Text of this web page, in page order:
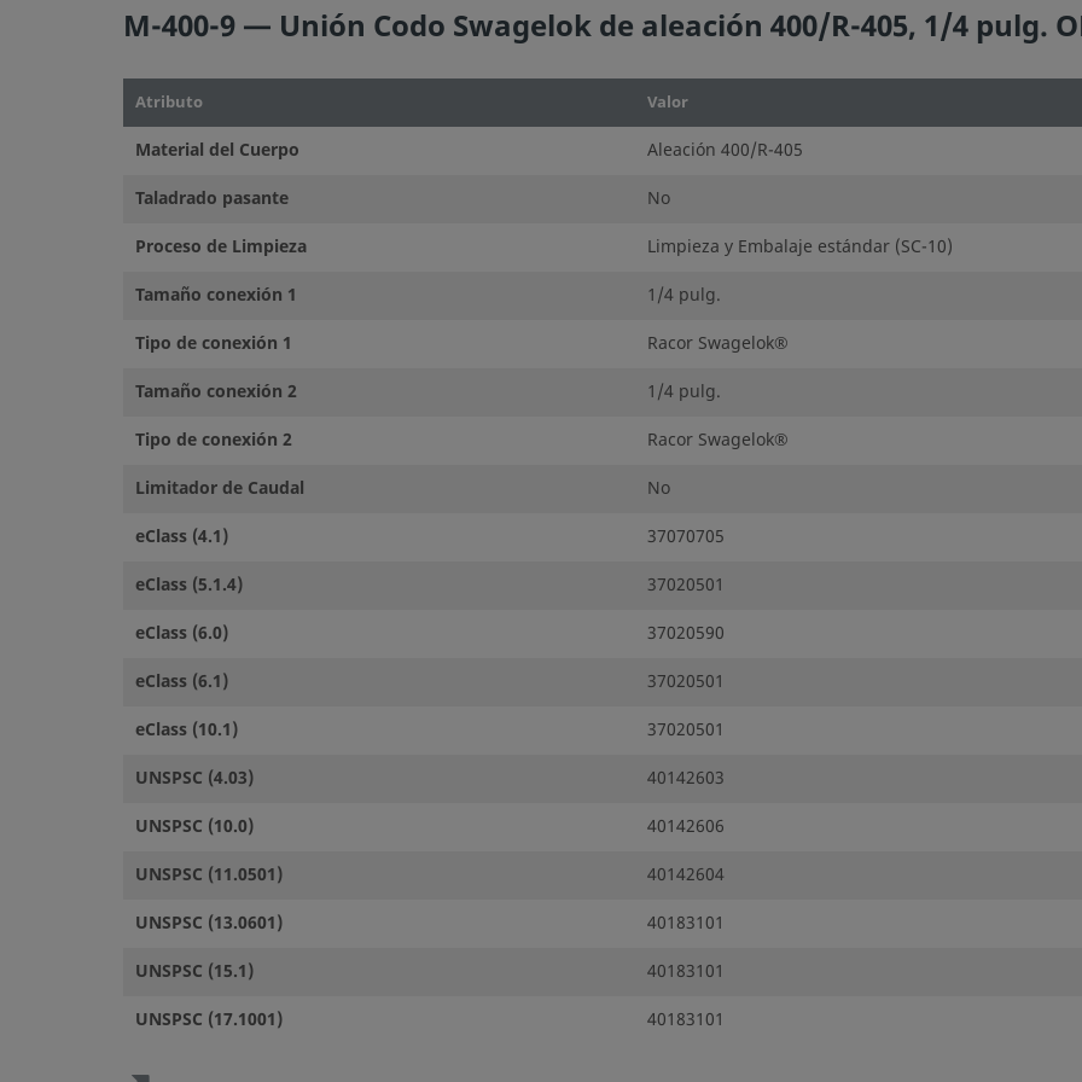
M-400-9 — Unión Codo Swagelok de aleación 400/R-405, 1/4 pulg.
Atributo Valor
Material del Cuerpo
Aleación 400/R-405
Taladrado pasante
No
Proceso de Limpieza
Limpieza y Embalaje estándar (SC-10)
Tamaño conexión 1
1/4 pulg.
Tipo de conexión 1
Racor Swagelok®
Tamaño conexión 2
1/4 pulg.
Tipo de conexión 2
Racor Swagelok®
Limitador de Caudal
No
eClass (4.1)
37070705
eClass (5.1.4)
37020501
eClass (6.0)
37020590
eClass (6.1)
37020501
eClass (10.1)
37020501
UNSPSC (4.03)
40142603
UNSPSC (10.0)
40142606
UNSPSC (11.0501)
40142604
UNSPSC (13.0601)
40183101
UNSPSC (15.1)
40183101
UNSPSC (17.1001)
40183101